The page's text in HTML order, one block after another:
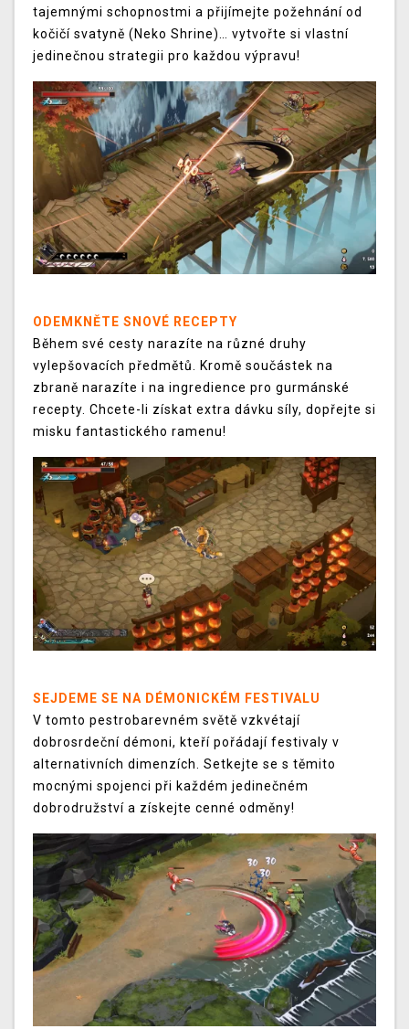
tajemnými schopnostmi a přijímejte požehnání od
kočičí svatyně (Neko Shrine)… vytvořte si vlastní
jedinečnou strategii pro každou výpravu!
ODEMKNĚTE SNOVÉ RECEPTY
Během své cesty narazíte na různé druhy
vylepšovacích předmětů. Kromě součástek na
zbraně narazíte i na ingredience pro gurmánské
recepty. Chcete-li získat extra dávku síly, dopřejte si
misku fantastického ramenu!
SEJDEME SE NA DÉMONICKÉM FESTIVALU
V tomto pestrobarevném světě vzkvétají
dobrosrdeční démoni, kteří pořádají festivaly v
alternativních dimenzích. Setkejte se s těmito
mocnými spojenci při každém jedinečném
dobrodružství a získejte cenné odměny!